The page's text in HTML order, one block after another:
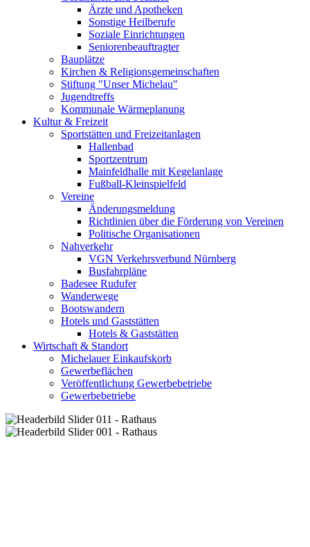
Ärzte und Apotheken
Sonstige Heilberufe
Soziale Einrichtungen
Seniorenbeauftragter
Bauplätze
Kirchen & Religionsgemeinschaften
Stiftung "Unser Michelau"
Jugendtreffs
Kommunale Wärmeplanung
Kultur & Freizeit
Sportstätten und Freizeitanlagen
Hallenbad
Sportzentrum
Mainfeldhalle mit Kegelanlage
Fußball-Kleinspielfeld
Vereine
Änderungsmeldung
Richtlinien über die Förderung von Vereinen
Politische Organisationen
Nahverkehr
VGN Verkehrsverbund Nürnberg
Busfahrpläne
Badesee Rudufer
Wanderwege
Bootswandern
Hotels und Gaststätten
Hotels & Gaststätten
Wirtschaft & Standort
Michelauer Einkaufskorb
Gewerbeflächen
Veröffentlichung Gewerbebetriebe
Gewerbebetriebe